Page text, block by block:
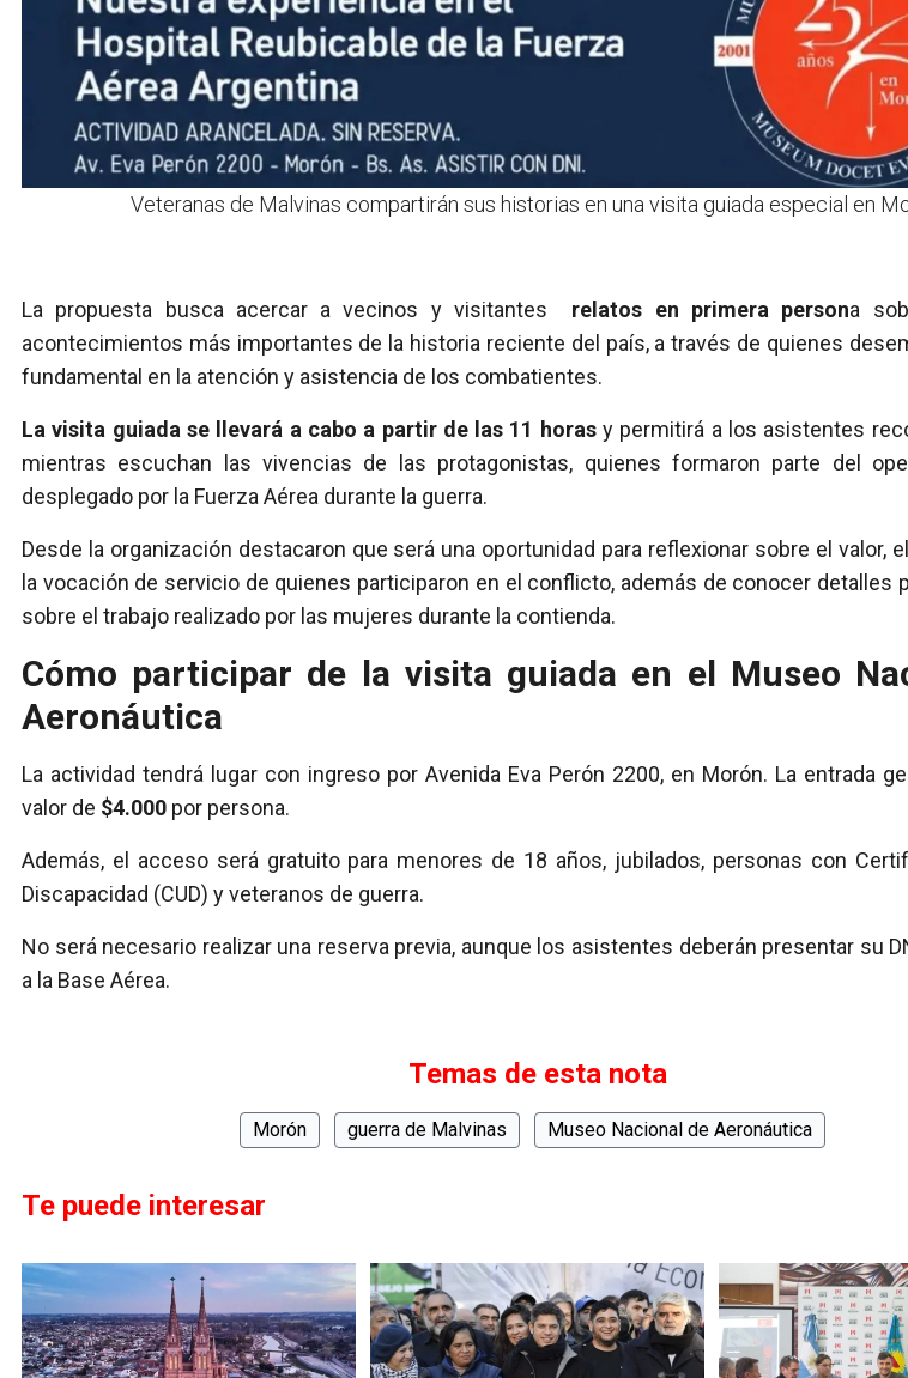
Veteranas de Malvinas compartirán sus historias en una visita guiada especial en
La propuesta busca acercar a vecinos y visitantes relatos en primera persona
acontecimientos más importantes de la historia reciente del país, a través de quienes
fundamental en la atención y asistencia de los combatientes.
La visita guiada se llevará a cabo a partir de las 11 horasy permitirá a los asistentes
mientras escuchan las vivencias de las protagonistas, quienes formaron parte del
desplegado por la Fuerza Aérea durante la guerra.
Desde la organización destacaron que será una oportunidad para reflexionar sobre el valor,
la vocación de servicio de quienes participaron en el conflicto, además de conocer detalles
sobre el trabajo realizado por las mujeres durante la contienda.
Cómo participar de la visita guiada en el Museo
Aeronáutica
La actividad tendrá lugar con ingreso por Avenida Eva Perón 2200, en Morón. La entrada
valor de $4.000 por persona.
Además, el acceso será gratuito para menores de 18 años, jubilados, personas con
Discapacidad (CUD) y veteranos de guerra.
No será necesario realizar una reserva previa, aunque los asistentes deberán presentar su
a la Base Aérea.
Temas de esta nota
Morón guerra de Malvinas Museo Nacional de Aeronáutica
Te puede interesar